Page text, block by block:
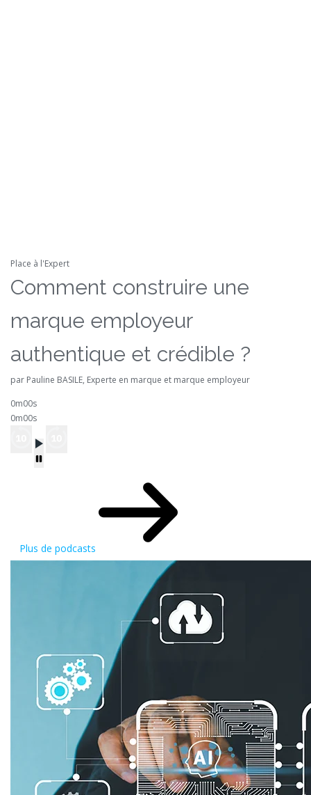
Place à l'Expert
Comment construire une
marque employeur
authentique et crédible ?
par Pauline BASILE, Experte en marque et marque employeur
0m00s
0m00s
Plus de podcasts